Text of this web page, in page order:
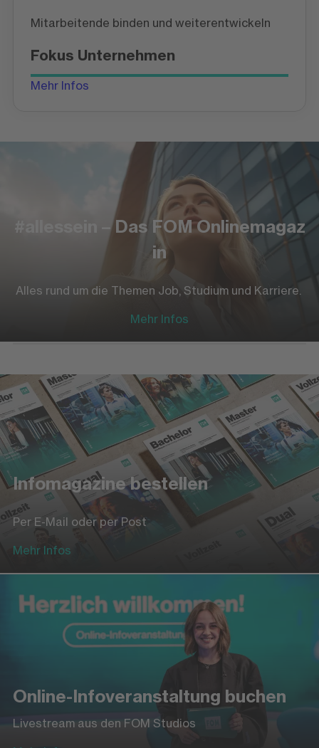
Mitarbeitende binden und weiterentwickeln
Fokus Unternehmen
Mehr Infos
#allessein – Das FOM Onlinemagaz
in
Alles rund um die Themen Job, Studium und Karriere.
Mehr Infos
Infomagazine bestellen
Per E-Mail oder per Post
Mehr Infos
Online-Infoveranstaltung buchen
Livestream aus den FOM Studios